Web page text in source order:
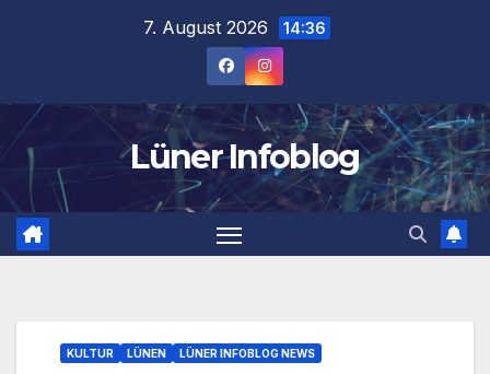
7. August 2026 14:36
Lüner Infoblog
KULTUR LÜNEN LÜNER INFOBLOG NEWS